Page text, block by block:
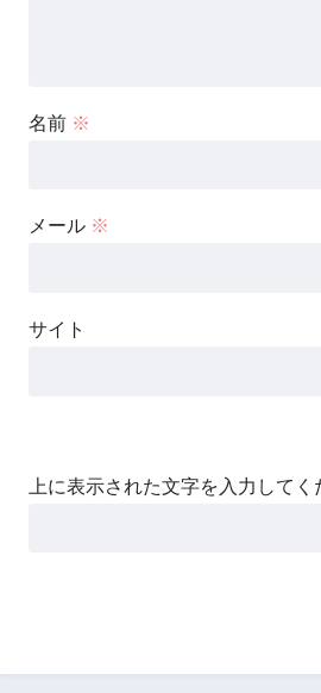
名前 ※
メール ※
サイト
上に表示された文字を入力してく